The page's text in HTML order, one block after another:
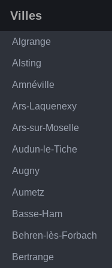
Villes
Algrange
Alsting
Amnéville
Ars-Laquenexy
Ars-sur-Moselle
Audun-le-Tiche
Augny
Aumetz
Basse-Ham
Behren-lès-Forbach
Bertrange